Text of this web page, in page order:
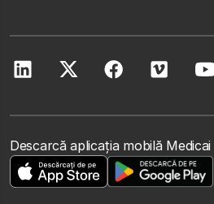
Descarcă aplicația mobilă Medicai